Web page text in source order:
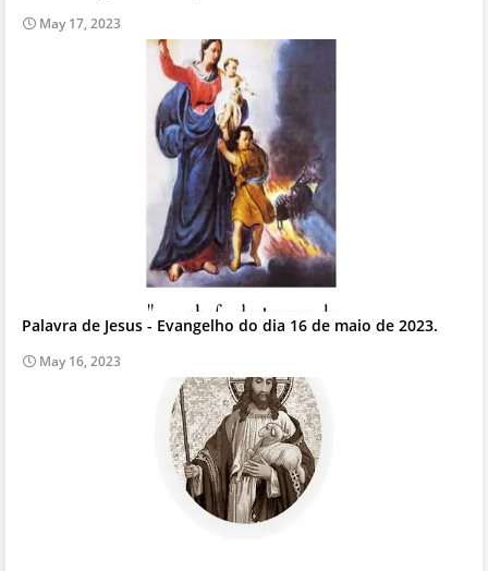
May 17, 2023
Palavra de Jesus - Evangelho do dia 16 de maio de 2023.
May 16, 2023